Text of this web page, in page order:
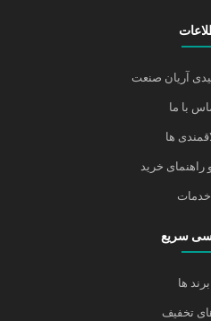
آریان صنعت
با ما
ها
راهنمای خرید
خدمات
سریع
برند ها
تخفیف